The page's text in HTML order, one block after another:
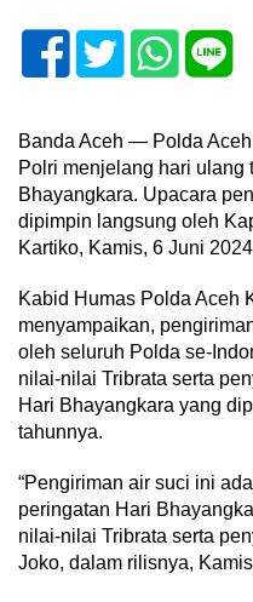
Banda Aceh — Polda
Polri menjelang hari ulang
Bhayangkara. Upacara
dipimpin langsung oleh
Kartiko, Kamis, 6 Juni
Kabid Humas Polda Aceh
menyampaikan,
oleh seluruh Polda se-
nilai-nilai Tribrata serta
Hari Bhayangkara yang
tahunnya.
“Pengiriman air suci ini
peringatan Hari
nilai-nilai Tribrata serta
Joko, dalam rilisnya,